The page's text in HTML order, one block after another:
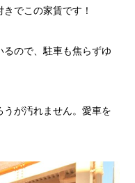
でこの家賃です！
ので、駐車も焦らずゆ
が汚れません。愛車を